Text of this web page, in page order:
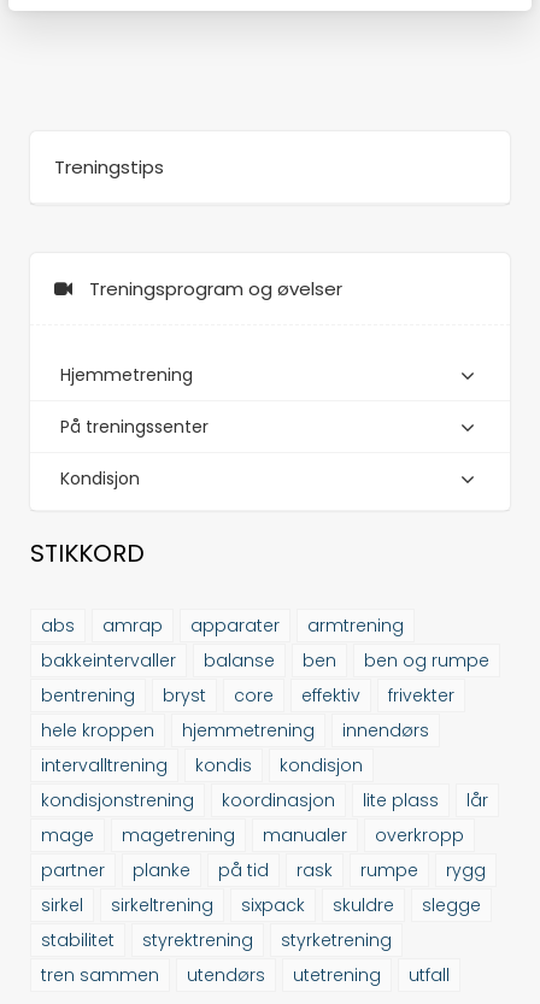
Treningstips
Treningsprogram og øvelser
Hjemmetrening
På treningssenter
Kondisjon
STIKKORD
abs amrap apparater
armtrening
bakkeintervaller
balanse ben
ben og rumpe
bentrening
bryst core effektiv
frivekter
hele kroppen
hjemmetrening
innendørs
intervalltrening
kondis
kondisjon
kondisjonstrening
koordinasjon lite plass
lår
mage
magetrening manualer
overkropp
partner
planke på tid rask rumpe
rygg
sirkel
sirkeltrening sixpack skuldre
slegge
stabilitet
styrektrening
styrketrening
tren sammen
utendørs utetrening utfall